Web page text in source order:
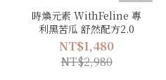
時煥元素 WithFeline 專
利黑苦瓜 舒然配方2.0
NT$1,480
NT$2,980